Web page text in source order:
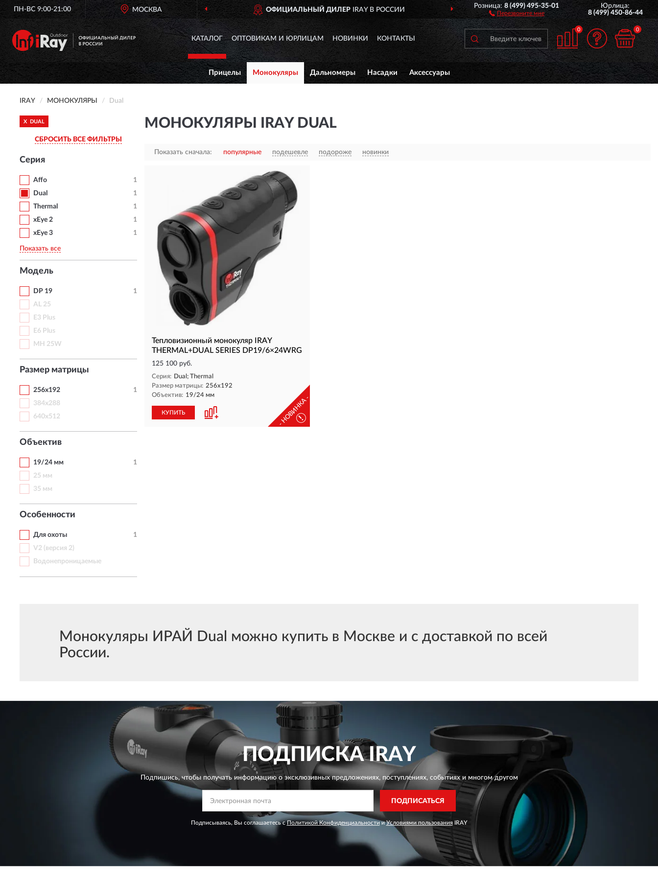
ПН-ВС 9:00-21:00 МОСКВА ОФИЦИАЛЬНЫЙ ДИЛЕРIRAY В РОССИИ ДОСТАВИМ ПО ВСЕЙ РОССИИ
Розница:8 (499) 495-35-01
Перезвоните мне
Юрлица:
8 (499) 450-86-44
КАТАЛОГ ОПТОВИКАМ И ЮРЛИЦАМ НОВИНКИ КОНТАКТЫ
0 0
Прицелы Монокуляры Дальномеры Насадки Аксессуары
IRAY МОНОКУЛЯРЫ Dual
X DUAL
СБРОСИТЬ ВСЕ ФИЛЬТРЫ
Серия
Affo
1
Dual
1
Thermal
1
xEye 2
1
xEye 3
1
Показать все
Модель
DP 19
1
AL 25
E3 Plus
E6 Plus
MH 25W
Размер матрицы
256x192
1
384x288
640x512
Объектив
19/24 мм
1
25 мм
35 мм
Особенности
Для охоты
1
V2 (версия 2)
Водонепроницаемые
МОНОКУЛЯРЫ IRAY DUAL
Показать сначала: популярные подешевле подороже новинки
Тепловизионный монокуляр IRAY
THERMAL+DUAL SERIES DP19/6×24WRG
125 100 руб.
Серия: Dual; Thermal
Размер матрицы: 256x192
Объектив: 19/24 мм
КУПИТЬ - НОВИНКА -
!
Монокуляры ИРАЙ Dual можно купить в Москве и с доставкой по всей
России.
ПОДПИСКАIRAY
Подпишись, чтобы получать информацию о эксклюзивных предложениях,поступлениях, событиях и многом другом
ПОДПИСАТЬСЯ
Подписываясь, Вы соглашаетесь сПолитикой Конфиденциальности иУсловиями пользованияIRAY